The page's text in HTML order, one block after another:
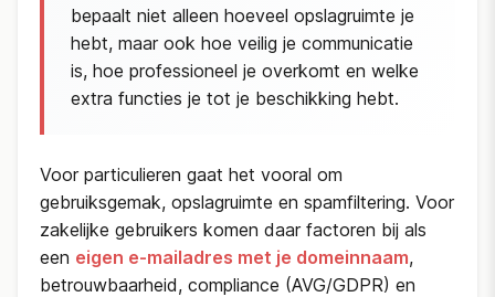
bepaalt niet alleen hoeveel opslagruimte je
hebt, maar ook hoe veilig je communicatie
is, hoe professioneel je overkomt en welke
extra functies je tot je beschikking hebt.
Voor particulieren gaat het vooral om
gebruiksgemak, opslagruimte en spamfiltering. Voor
zakelijke gebruikers komen daar factoren bij als
een eigen e-mailadres met je domeinnaam,
betrouwbaarheid, compliance (AVG/GDPR) en